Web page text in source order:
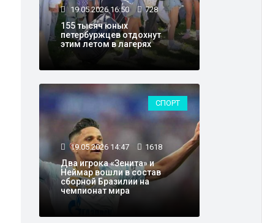
19.05.2026 16:50 728
155 тысяч юных
петербуржцев отдохнут
этим летом в лагерях
СПОРТ
19.05.2026 14:47 1618
Два игрока «Зенита» и
Неймар вошли в состав
сборной Бразилии на
чемпионат мира